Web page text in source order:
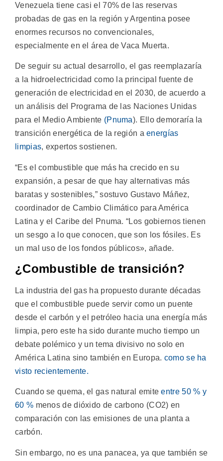
Venezuela tiene casi el 70% de las reservas
probadas de gas en la región y Argentina posee
enormes recursos no convencionales,
especialmente en el área de Vaca Muerta.
De seguir su actual desarrollo, el gas reemplazaría
a la hidroelectricidad como la principal fuente de
generación de electricidad en el 2030, de acuerdo a
un análisis del Programa de las Naciones Unidas
para el Medio Ambiente (Pnuma). Ello demoraría la
transición energética de la región a energías
limpias, expertos sostienen.
“Es el combustible que más ha crecido en su
expansión, a pesar de que hay alternativas más
baratas y sostenibles,” sostuvo Gustavo Máñez,
coordinador de Cambio Climático para América
Latina y el Caribe del Pnuma. “Los gobiernos tienen
un sesgo a lo que conocen, que son los fósiles. Es
un mal uso de los fondos públicos», añade.
¿Combustible de transición?
La industria del gas ha propuesto durante décadas
que el combustible puede servir como un puente
desde el carbón y el petróleo hacia una energía más
limpia, pero este ha sido durante mucho tiempo un
debate polémico y un tema divisivo no solo en
América Latina sino también en Europa. como se ha
visto recientemente.
Cuando se quema, el gas natural emiteentre 50 % y
60 % menos de dióxido de carbono (CO2) en
comparación con las emisiones de una planta a
carbón.
Sin embargo, no es una panacea, ya que también se